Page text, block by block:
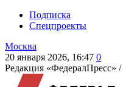
Подписка
Спецпроекты
Москва
20 января 2026, 16:47 0
Редакция «ФедералПресс» /